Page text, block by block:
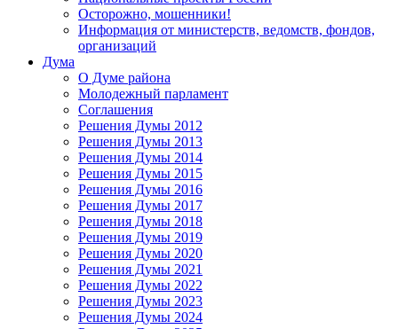
Осторожно, мошенники!
Информация от министерств, ведомств, фондов,
организаций
Дума
О Думе района
Молодежный парламент
Соглашения
Решения Думы 2012
Решения Думы 2013
Решения Думы 2014
Решения Думы 2015
Решения Думы 2016
Решения Думы 2017
Решения Думы 2018
Решения Думы 2019
Решения Думы 2020
Решения Думы 2021
Решения Думы 2022
Решения Думы 2023
Решения Думы 2024